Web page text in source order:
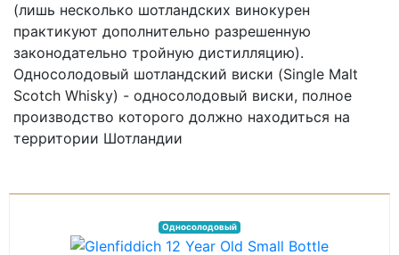
(лишь несколько шотландских винокурен
практикуют дополнительно разрешенную
законодательно тройную дистилляцию).
Односолодовый шотландский виски (Single Malt
Scotch Whisky) - односолодовый виски, полное
производство которого должно находиться на
территории Шотландии
Односолодовый